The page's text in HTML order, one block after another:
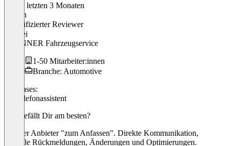
In den letzten 3 Monaten
Jochen
Verifizierter Reviewer
bei
BRENNER Fahrzeugservice
1-50 Mitarbeiter:innen
Branche: Automotive
Use cases:
KI-Telefonassistent
Was gefällt Dir am besten?
Lokaler Anbieter "zum Anfassen". Direkte Kommunikation,
schnelle Rückmeldungen, Änderungen und Optimierungen.